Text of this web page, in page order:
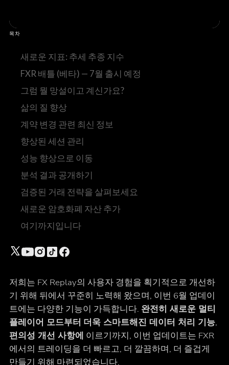
저희는 FX Replay의 사용자 경험을 획기적으로 개선하
기 위해 뒤에서 꾸준히 노력해 왔으며, 이번 6월 업데이
트에는 다양한 기능이 가득합니다. 완전히 새로운 멀티
플레이어 모드부터 더욱 스마트해진 데이터 처리 기능,
편의성 개선 사항에 이르기까지, 이번 업데이트는 FXR
에서의 트레이딩을 더 빠르고, 더 깔끔하며, 더 즐겁게
만들기 위해 마련되었습니다.
목차
새로운 지표: 추세 추종 지수
FXR 배틀 (베타) — 7월 출시 예정
그럼 뭘 망설이고 계신가요?
삶의 질 향상
계약 변경 관련 최신 정보
향상된 세션 관리
성능 향상으로 이동
분석 결과 공개하기
검증된 거래 전략을 살펴보세요
새로운 암호화폐 자산 추가
여기까지입니다